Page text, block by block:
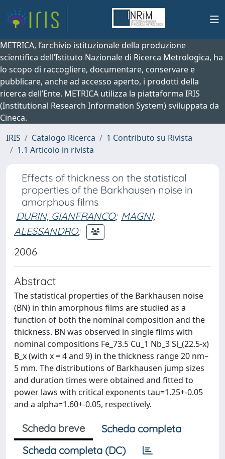
METRICA, l’archivio istituzionale della produzione
scientifica dell’Istituto Nazionale di Ricerca Metrologica, ha
lo scopo di raccogliere, documentare, conservare e
pubblicare, anche ad accesso aperto, i prodotti della
ricerca dell’Ente. METRICA utilizza la piattaforma IRIS
(Institutional Research Information System) sviluppata da
Cineca.
IRIS
Catalogo Ricerca
1 Contributo su Rivista
1.1 Articolo in rivista
Effects of thickness on the statistical
properties of the Barkhausen noise in
amorphous films
DURIN, GIANFRANCO; MAGNI,
ALESSANDRO;
2006
Abstract
The statistical properties of the Barkhausen noise
(BN) in thin amorphous ﬁlms are studied as a
function of both the nominal composition and the
thickness. BN was observed in single ﬁlms with
nominal compositions Fe_73.5 Cu_1 Nb_3 Si_(22.5-x)
B_x (with x = 4 and 9) in the thickness range 20 nm–
5 mm. The distributions of Barkhausen jump sizes
and duration times were obtained and ﬁtted to
power laws with critical exponents tau=1.25+-0.05
and a alpha=1.60+-0.05, respectively.
Scheda breve
Scheda completa
Scheda completa (DC)